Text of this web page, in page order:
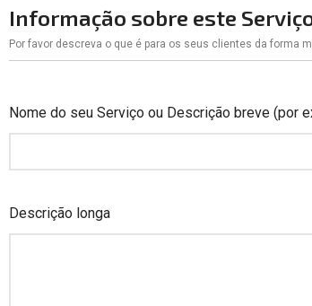
Informação sobre este
Por favor descreva o que é para os seus clientes da forma
Nome do seu Serviço ou Descrição breve (por
Descrição longa